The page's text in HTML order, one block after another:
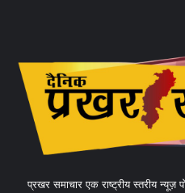
प्रखर समाचार एक राष्ट्रीय स्तरीय न्यूज़